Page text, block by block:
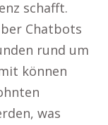
schafft.
Chatbots
rund um
können
was